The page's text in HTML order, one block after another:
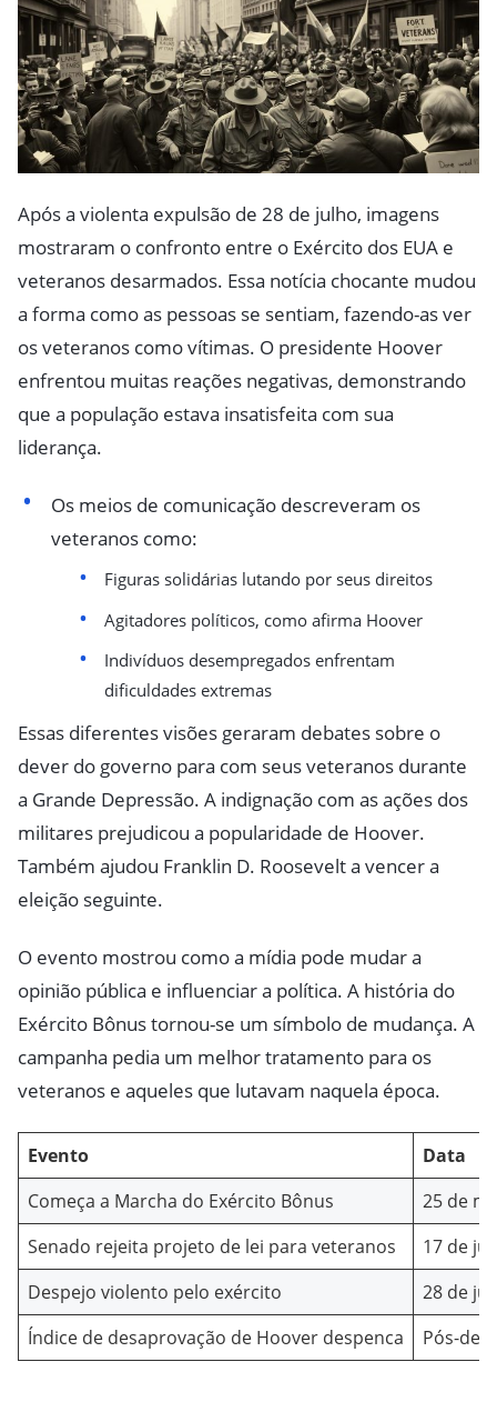
Após a violenta expulsão de 28 de julho, imagens
mostraram o confronto entre o Exército dos EUA e
veteranos desarmados. Essa notícia chocante mudou
a forma como as pessoas se sentiam, fazendo-as ver
os veteranos como vítimas. O presidente Hoover
enfrentou muitas reações negativas, demonstrando
que a população estava insatisfeita com sua
liderança.
Os meios de comunicação descreveram os
veteranos como:
Figuras solidárias lutando por seus direitos
Agitadores políticos, como afirma Hoover
Indivíduos desempregados enfrentam
dificuldades extremas
Essas diferentes visões geraram debates sobre o
dever do governo para com seus veteranos durante
a Grande Depressão. A indignação com as ações dos
militares prejudicou a popularidade de Hoover.
Também ajudou Franklin D. Roosevelt a vencer a
eleição seguinte.
O evento mostrou como a mídia pode mudar a
opinião pública e influenciar a política. A história do
Exército Bônus tornou-se um símbolo de mudança. A
campanha pedia um melhor tratamento para os
veteranos e aqueles que lutavam naquela época.
Evento
Data
Começa a Marcha do Exército Bônus
25 de
Senado rejeita projeto de lei para veteranos
17 de
Despejo violento pelo exército
28 de
Índice de desaprovação de Hoover despenca
Pós-